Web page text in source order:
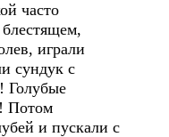
часто
играли
сундук с
Голубые
Потом
и пускали с